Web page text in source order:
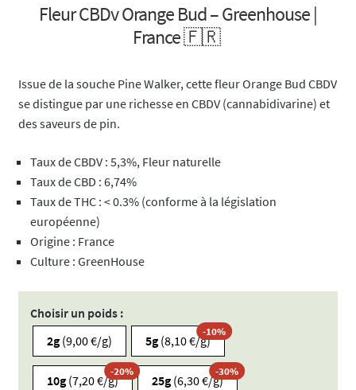
Fleur CBDv Orange Bud – Greenhouse |
France 🇫🇷
Issue de la souche Pine Walker, cette fleur Orange Bud CBDV
se distingue par une richesse en CBDV (cannabidivarine) et
des saveurs de pin.
Taux de CBDV : 5,3%, Fleur naturelle
Taux de CBD : 6,74%
Taux de THC : < 0.3% (conforme à la législation
européenne)
Origine : France
Culture : GreenHouse
Choisir un poids :
2g(9,00 €/g) 5g(8,10 €/g)
-10%
10g(7,20 €/g)
-20%
25g(6,30 €/g)
-30%